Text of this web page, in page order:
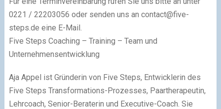
0221 / 22203056 oder senden uns an contact@five-
steps.de eine E-Mail.
Five Steps Coaching – Training – Team und
Unternehmensentwicklung
Aja Appel ist Gründerin von Five Steps, Entwicklerin des
Five Steps Transformations-Prozesses, Paartherapeutin,
Lehrcoach, Senior-Beraterin und Executive-Coach. Sie